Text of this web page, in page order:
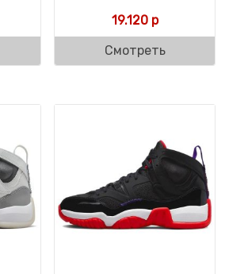
19.120р
Смотреть